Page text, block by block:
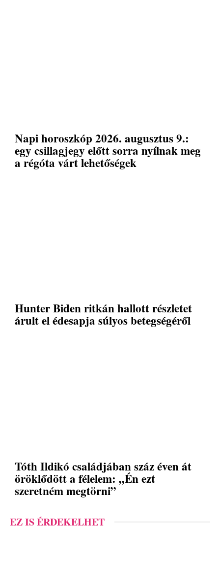
Napi horoszkóp 2026. augusztus 9.:
egy csillagjegy előtt sorra nyílnak meg
a régóta várt lehetőségek
Hunter Biden ritkán hallott részletet
árult el édesapja súlyos betegségéről
Tóth Ildikó családjában száz éven át
öröklődött a félelem: „Én ezt
szeretném megtörni”
EZ IS ÉRDEKELHET